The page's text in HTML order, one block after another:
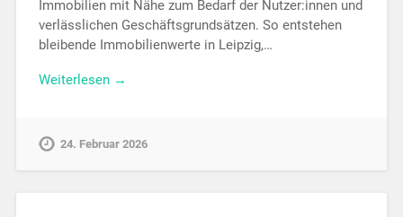
Immobilien mit Nähe zum Bedarf der Nutzer:innen und
verlässlichen Geschäftsgrundsätzen. So entstehen
bleibende Immobilienwerte in Leipzig,…
Weiterlesen →
24. Februar 2026